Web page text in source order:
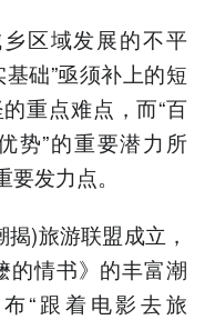
区域发展的不平
础”亟须补上的短
重点难点，而“百
势”的重要潜力所
发力点。
)旅游联盟成立，
的情书》的丰富潮
“跟着电影去旅